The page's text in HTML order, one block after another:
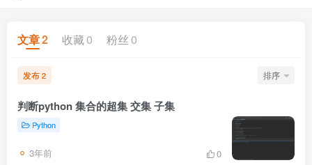
文章2 收藏 0 粉丝 0
发布 2 排序
判断python 集合的超集 交集 子集
Python
3年前 0